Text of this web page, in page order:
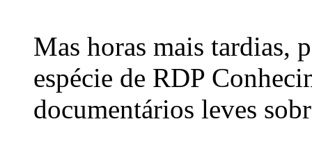
Mas horas mais tardias,
espécie de RDP
documentários leves